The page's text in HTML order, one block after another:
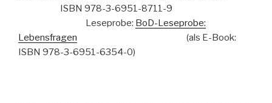
ISBN 978-3-6951-8711-9
Leseprobe: BoD-Leseprobe:
Lebensfragen (als E-Book:
ISBN 978-3-6951-6354-0)